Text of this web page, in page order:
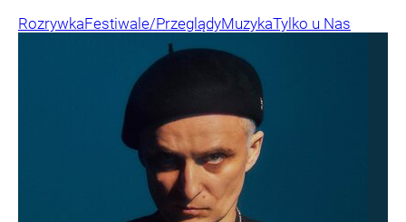
RozrywkaFestiwale/PrzeglądyMuzykaTylko u Nas